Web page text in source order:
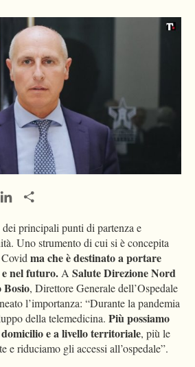
LinkedIn
dei principali punti di partenza e
Uno strumento di cui si è concepita
ma che è destinato a portare
nel futuro.A Salute Direzione Nord
, Direttore Generale dell’Ospedale
l’importanza: “Durante la pandemia
della telemedicina. Più possiamo
domicilio e a livello territoriale, più le
e riduciamo gli accessi all’ospedale”.